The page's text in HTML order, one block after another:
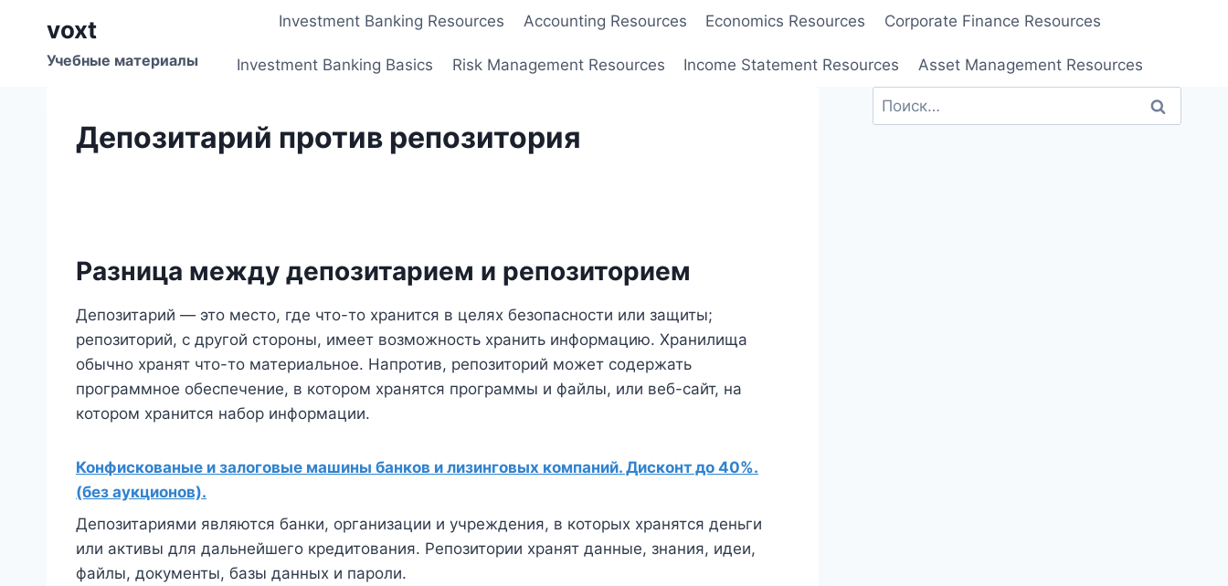
содержимому
voxt
Учебные материалы
Investment Banking Resources Accounting Resources Economics Resources Corporate Finance Resources
Investment Banking Basics Risk Management Resources Income Statement Resources Asset Management Resources
Депозитарий против репозитория
Разница между депозитарием и репозиторием
Депозитарий — это место, где что-то хранится в целях безопасности или защиты;
репозиторий, с другой стороны, имеет возможность хранить информацию. Хранилища
обычно хранят что-то материальное. Напротив, репозиторий может содержать
программное обеспечение, в котором хранятся программы и файлы, или веб-сайт, на
котором хранится набор информации.
Конфискованые и залоговые машины банков и лизинговых компаний. Дисконт до 40%.
(без аукционов).
Депозитариями являются банки, организации и учреждения, в которых хранятся деньги
или активы для дальнейшего кредитования. Репозитории хранят данные, знания, идеи,
файлы, документы, базы данных и пароли.
Найти: